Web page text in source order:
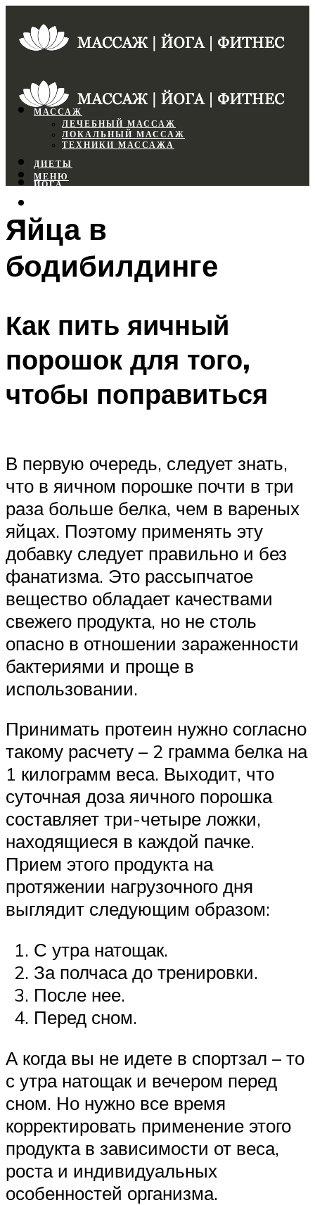
МАССАЖ
ЛЕЧЕБНЫЙ МАССАЖ
ЛОКАЛЬНЫЙ МАССАЖ
ТЕХНИКИ МАССАЖА
ДИЕТЫ
ЙОГА
ФИТНЕС
МЕНЮ
МЕНЮ
Яйца в
бодибилдинге
Как пить яичный
порошок для того,
чтобы поправиться
В первую очередь, следует знать,
что в яичном порошке почти в три
раза больше белка, чем в вареных
яйцах. Поэтому применять эту
добавку следует правильно и без
фанатизма. Это рассыпчатое
вещество обладает качествами
свежего продукта, но не столь
опасно в отношении зараженности
бактериями и проще в
использовании.
Принимать протеин нужно согласно
такому расчету – 2 грамма белка на
1 килограмм веса. Выходит, что
суточная доза яичного порошка
составляет три-четыре ложки,
находящиеся в каждой пачке.
Прием этого продукта на
протяжении нагрузочного дня
выглядит следующим образом:
С утра натощак.
За полчаса до тренировки.
После нее.
Перед сном.
А когда вы не идете в спортзал – то
с утра натощак и вечером перед
сном. Но нужно все время
корректировать применение этого
продукта в зависимости от веса,
роста и индивидуальных
особенностей организма.